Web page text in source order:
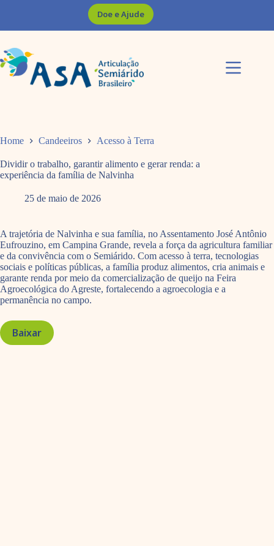
Doe e Ajude
Home Candeeiros Acesso à Terra
Dividir o trabalho, garantir alimento e gerar renda: a
experiência da família de Nalvinha
25 de maio de 2026
A trajetória de Nalvinha e sua família, no Assentamento José Antônio
Eufrouzino, em Campina Grande, revela a força da agricultura familiar
e da convivência com o Semiárido. Com acesso à terra, tecnologias
sociais e políticas públicas, a família produz alimentos, cria animais e
garante renda por meio da comercialização de queijo na Feira
Agroecológica do Agreste, fortalecendo a agroecologia e a
permanência no campo.
Baixar